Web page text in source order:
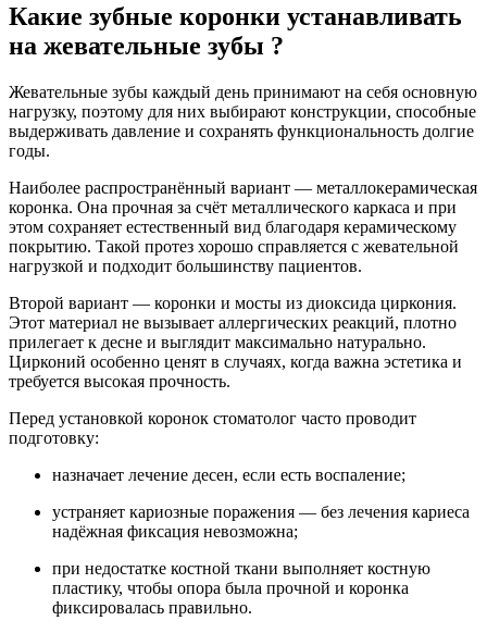
Какие зубные коронки устанавливать
на жевательные зубы ?
Жевательные зубы каждый день принимают на себя основную
нагрузку, поэтому для них выбирают конструкции, способные
выдерживать давление и сохранять функциональность долгие
годы.
Наиболее распространённый вариант — металлокерамическая
коронка. Она прочная за счёт металлического каркаса и при
этом сохраняет естественный вид благодаря керамическому
покрытию. Такой протез хорошо справляется с жевательной
нагрузкой и подходит большинству пациентов.
Второй вариант — коронки и мосты из диоксида циркония.
Этот материал не вызывает аллергических реакций, плотно
прилегает к десне и выглядит максимально натурально.
Цирконий особенно ценят в случаях, когда важна эстетика и
требуется высокая прочность.
Перед установкой коронок стоматолог часто проводит
подготовку:
назначает лечение десен, если есть воспаление;
устраняет кариозные поражения — без лечения кариеса
надёжная фиксация невозможна;
при недостатке костной ткани выполняет костную
пластику, чтобы опора была прочной и коронка
фиксировалась правильно.